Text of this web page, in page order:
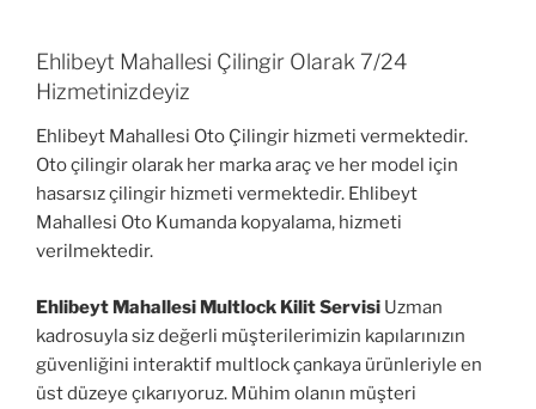
Ehlibeyt Mahallesi Çilingir Olarak 7/24
Hizmetinizdeyiz
Ehlibeyt Mahallesi Oto Çilingir hizmeti vermektedir.
Oto çilingir olarak her marka araç ve her model için
hasarsız çilingir hizmeti vermektedir. Ehlibeyt
Mahallesi Oto Kumanda kopyalama, hizmeti
verilmektedir.
Ehlibeyt Mahallesi Multlock Kilit Servisi Uzman
kadrosuyla siz değerli müşterilerimizin kapılarınızın
güvenliğini interaktif multlock çankaya ürünleriyle en
üst düzeye çıkarıyoruz. Mühim olanın müşteri